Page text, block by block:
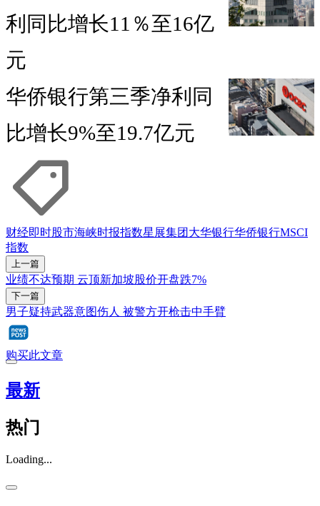
利同比增长11％至16亿
元
华侨银行第三季净利同
比增长9%至19.7亿元
财经即时股市海峡时报指数星展集团 大华银行华侨银行MSCI
指数
上一篇
业绩不达预期 云顶新加坡股价开盘跌7%
下一篇
男子疑持武器意图伤人 被警方开枪击中手臂
购买此文章
最新
热门
Loading...